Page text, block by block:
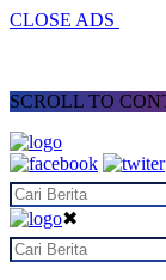
CLOSE ADS
SCROLL TO
✖